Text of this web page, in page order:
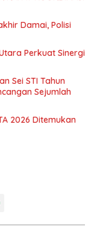
Damai, Polisi
Perkuat Sinergi
Sei STI Tahun
Sejumlah
2026 Ditemukan